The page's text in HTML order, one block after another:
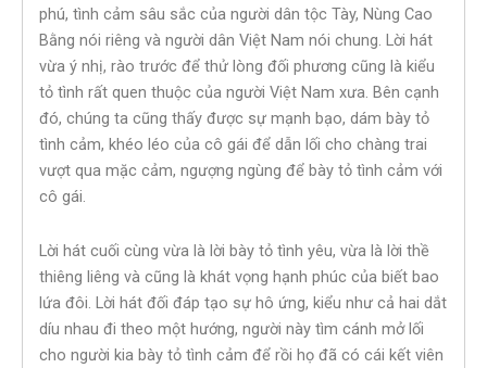
phú, tình cảm sâu sắc của người dân tộc Tày, Nùng Cao
Bằng nói riêng và người dân Việt Nam nói chung. Lời hát
vừa ý nhị, rào trước để thử lòng đối phương cũng là kiểu
tỏ tình rất quen thuộc của người Việt Nam xưa. Bên cạnh
đó, chúng ta cũng thấy được sự mạnh bạo, dám bày tỏ
tình cảm, khéo léo của cô gái để dẫn lối cho chàng trai
vượt qua mặc cảm, ngượng ngùng để bày tỏ tình cảm với
cô gái.
Lời hát cuối cùng vừa là lời bày tỏ tình yêu, vừa là lời thề
thiêng liêng và cũng là khát vọng hạnh phúc của biết bao
lứa đôi. Lời hát đối đáp tạo sự hô ứng, kiểu như cả hai dắt
díu nhau đi theo một hướng, người này tìm cánh mở lối
cho người kia bày tỏ tình cảm để rồi họ đã có cái kết viên